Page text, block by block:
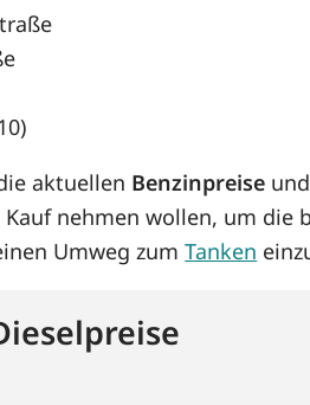
aktuellen Benzinpreise und
nehmen wollen, um die
Umweg zumTanken